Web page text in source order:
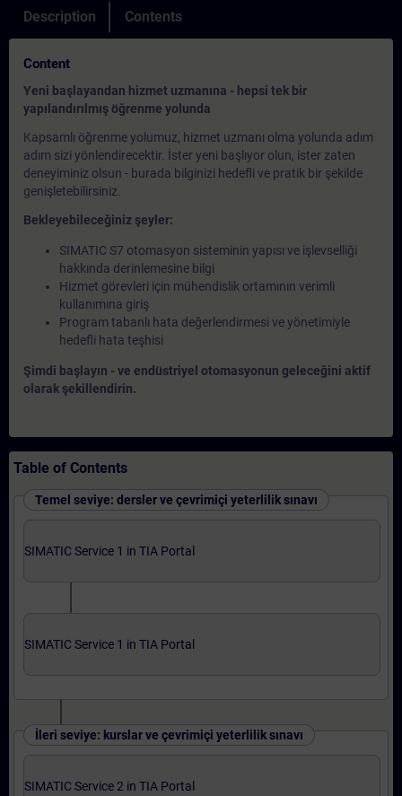
Description Contents
Content
Yeni başlayandan hizmet uzmanına - hepsi tek bir
yapılandırılmış öğrenme yolunda
Kapsamlı öğrenme yolumuz, hizmet uzmanı olma yolunda adım
adım sizi yönlendirecektir. İster yeni başlıyor olun, ister zaten
deneyiminiz olsun - burada bilginizi hedefli ve pratik bir şekilde
genişletebilirsiniz.
Bekleyebileceğiniz şeyler:
SIMATIC S7 otomasyon sisteminin yapısı ve işlevselliği
hakkında derinlemesine bilgi
Hizmet görevleri için mühendislik ortamının verimli
kullanımına giriş
Program tabanlı hata değerlendirmesi ve yönetimiyle
hedefli hata teşhisi
Şimdi başlayın - ve endüstriyel otomasyonun geleceğini aktif
olarak şekillendirin.
Table of Contents
Temel seviye: dersler ve çevrimiçi yeterlilik sınavı
SIMATIC Service 1 in TIA Portal
SIMATIC Service 1 in TIA Portal
İleri seviye: kurslar ve çevrimiçi yeterlilik sınavı
SIMATIC Service 2 in TIA Portal